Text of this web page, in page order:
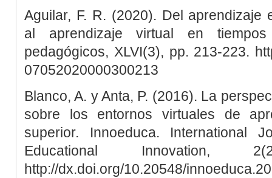
Aguilar, F. R. (2020). Del aprendizaje
al aprendizaje virtual en
pedagógicos, XLVI(3), pp. 213-223.
07052020000300213
Blanco, A. y Anta, P. (2016). La
sobre los entornos virtuales de
superior. Innoeduca. International
Educational Innovation,
http://dx.doi.org/10.20548/